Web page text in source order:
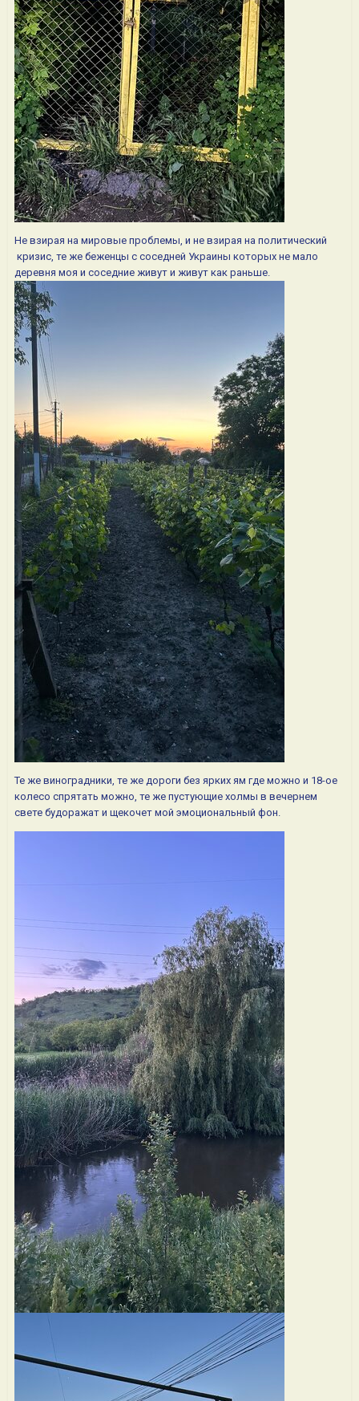
Не взирая на мировые проблемы, и не взирая на политический
кризис, те же беженцы с соседней Украины которых не мало
деревня моя и соседние живут и живут как раньше.
Те же виноградники, те же дороги без ярких ям где можно и 18-ое
колесо спрятать можно, те же пустующие холмы в вечернем
свете будоражат и щекочет мой эмоциональный фон.